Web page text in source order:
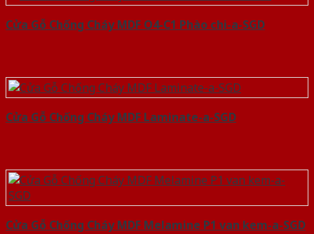
Cửa Gỗ Chống Cháy MDF O4-C1 Phào chi-a-SGD
Cửa Gỗ Chống Cháy MDF Laminate-a-SGD
Cửa Gỗ Chống Cháy MDF Melamine P1 van kem-a-SGD